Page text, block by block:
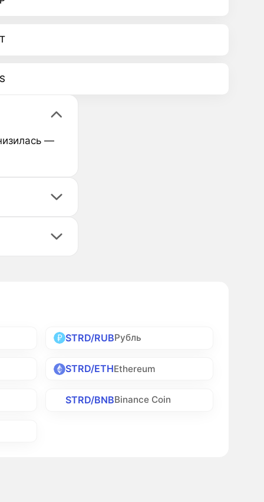
—
STRD/RUBРубль
STRD/ETHEthereum
STRD/BNBBinance Coin